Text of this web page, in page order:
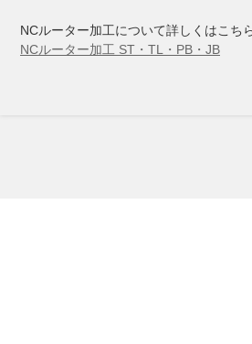
NCルーター加工について詳しくはこち
NCルーター加工 ST・TL・PB・JB